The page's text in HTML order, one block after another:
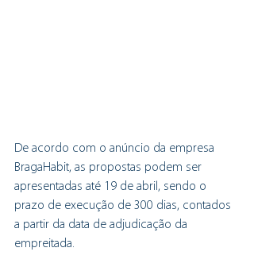
De acordo com o anúncio da empresa
BragaHabit, as propostas podem ser
apresentadas até 19 de abril, sendo o
prazo de execução de 300 dias, contados
a partir da data de adjudicação da
empreitada.